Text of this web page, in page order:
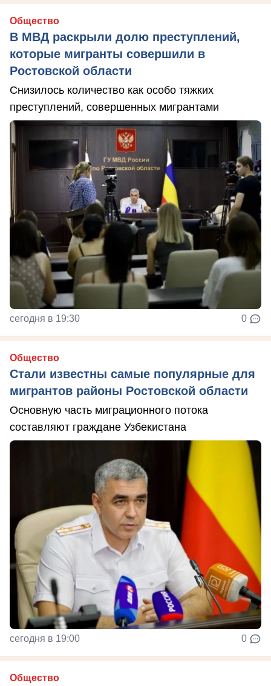
Общество
В МВД раскрыли долю преступлений,
которые мигранты совершили в
Ростовской области
Снизилось количество как особо тяжких
преступлений, совершенных мигрантами
сегодня в 19:30 0
Общество
Стали известны самые популярные для
мигрантов районы Ростовской области
Основную часть миграционного потока
составляют граждане Узбекистана
сегодня в 19:00 0
Общество